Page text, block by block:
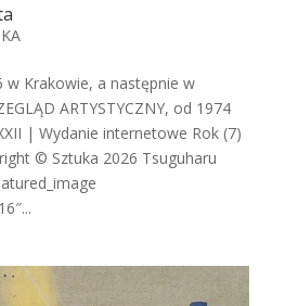
w Krakowie, a następnie w
ARTYSTYCZNY, od 1974
| Wydanie internetowe Rok (7)
© Sztuka 2026 Tsuguharu